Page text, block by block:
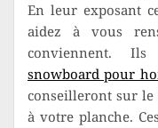
En leur exposant
aidez à vous
conviennent.
snowboard pour
conseilleront sur le
à votre planche.